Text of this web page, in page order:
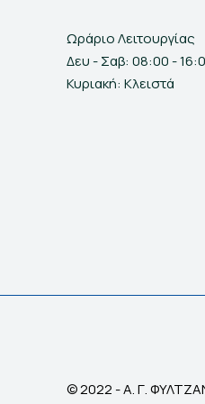
Ωράριο Λειτουργίας
Δευ - Σαβ: 08:00 -
Κυριακή: Κλειστά
© 2022 - Α. Γ.